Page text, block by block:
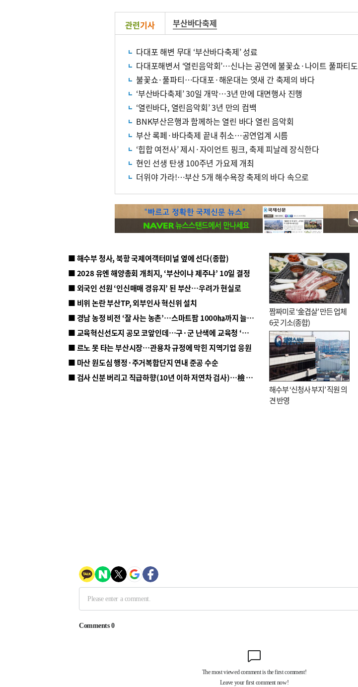
관련기사 부산바다축제
다대포 해변 무대 ‘부산바다축제’ 성료
다대포해변서 ‘열린음악회’…신나는 공연에 불꽃쇼·나이트 풀파티도
불꽃쇼·풀파티…다대포·해운대는 엿새 간 축제의 바다
‘부산바다축제’ 30일 개막…3년 만에 대면행사 진행
‘열린바다, 열린음악회’ 3년 만의 컴백
BNK부산은행과 함께하는 열린 바다 열린 음악회
부산 록페·바다축제 끝내 취소…공연업계 시름
‘힙합 여전사’ 제시·자이언트 핑크, 축제 피날레 장식한다
현인 선생 탄생 100주년 가요제 개최
더위야 가라!…부산 5개 해수욕장 축제의 바다 속으로
■ 해수부 청사, 북항 국제여객터미널 옆에 선다(종합)
■ 2028 유엔 해양총회 개최지, ‘부산이냐 제주냐’ 10일 결정
■ 외국인 선원 ‘인신매매 경유지’ 된 부산…우려가 현실로
■ 비위 논란 부산TP, 외부인사 혁신위 설치
■ 경남 농정 비전 ‘잘 사는 농촌’…스마트팜 1000㏊까지 늘린다
■ 교육혁신선도지 공모 코앞인데…구·군 난색에 교육청 ‘쩔쩔’
■ 르노 못 타는 부산시장…관용차 규정에 막힌 지역기업 응원
■ 마산 원도심 행정·주거복합단지 연내 준공 수순
■ 검사 신분 버리고 직급하향(10년 이하 저연차 검사)…檢 중수청행 기피
짬짜미로 ‘金겹살’ 만든 업체
6곳 기소(종합)
해수부 ‘신청사 부지’ 직원 의
견 반영